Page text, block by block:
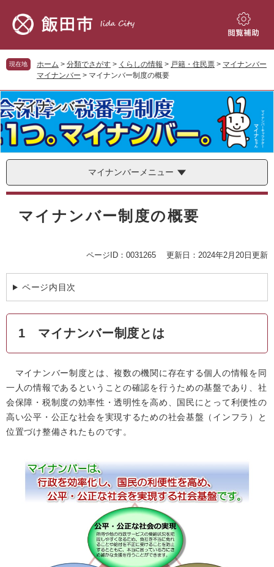
先
頭
す。
を
飛
し
て
本
文
へ
閲
現在地 ホーム > 分類でさがす > くらしの情報 > 戸籍・住民票 > マイナンバー
マイナンバー > マイナンバー制度の概要
マイナンバー
マイナンバーメニュー
本
マイナンバー制度の概要
ページID：0031265 更新日：2024年2月20日更新
ページ内目次
1 マイナンバー制度とは
マイナンバー制度とは、複数の機関に存在する個人の情報を同
一人の情報であるということの確認を行うための基盤であり、社
会保障・税制度の効率性・透明性を高め、国民にとって利便性の
高い公平・公正な社会を実現するための社会基盤（インフラ）と
位置づけ整備されたものです。